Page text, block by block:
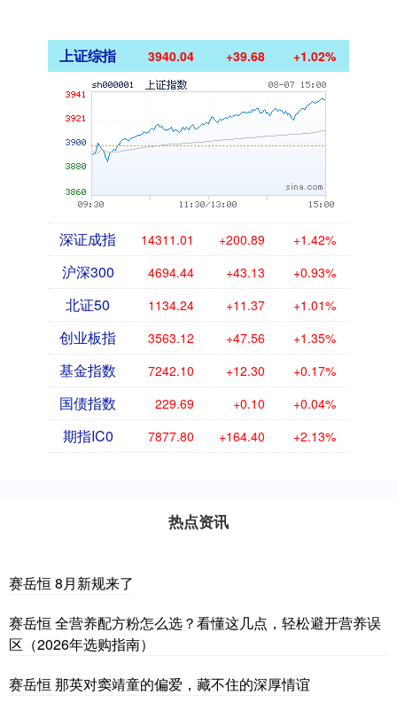
上证综指 3940.04 +39.68 +1.02%
深证成指 14311.01 +200.89 +1.42%
沪深300 4694.44 +43.13 +0.93%
北证50 1134.24 +11.37 +1.01%
创业板指 3563.12 +47.56 +1.35%
基金指数 7242.10 +12.30 +0.17%
国债指数 229.69 +0.10 +0.04%
期指IC0 7877.80 +164.40 +2.13%
热点资讯
赛岳恒 8月新规来了
赛岳恒 全营养配方粉怎么选？看懂这几点，轻松避开营养误
区（2026年选购指南）
赛岳恒 那英对窦靖童的偏爱，藏不住的深厚情谊